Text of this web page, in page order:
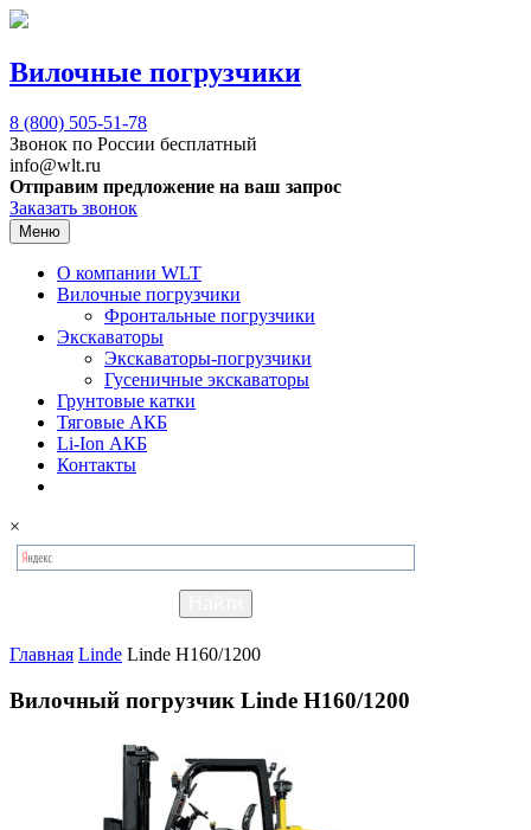
Вилочные погрузчики
8 (800) 505-51-78
Звонок по России бесплатный
info@wlt.ru
Отправим предложение на ваш запрос
Заказать звонок
Меню
О компании WLT
Вилочные погрузчики
Фронтальные погрузчики
Экскаваторы
Экскаваторы-погрузчики
Гусеничные экскаваторы
Грунтовые катки
Тяговые АКБ
Li-Ion АКБ
Контакты
×
Главная Linde Linde H160/1200
Вилочный погрузчик Linde H160/1200